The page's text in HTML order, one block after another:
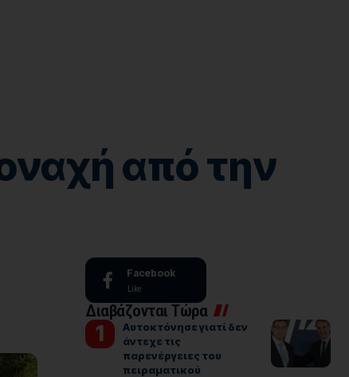
από την
Facebook
Like
Διαβάζονται Τώρα
Αυτοκτόνησε γιατί δεν
άντεχε τις
παρενέργειες του
πειραματικού